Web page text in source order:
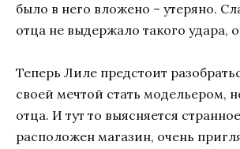
было в него вложено – утеряно.
отца не выдержало такого удара,
Теперь Лиле предстоит
своей мечтой стать модельером,
отца. И тут то выясняется
расположен магазин, очень